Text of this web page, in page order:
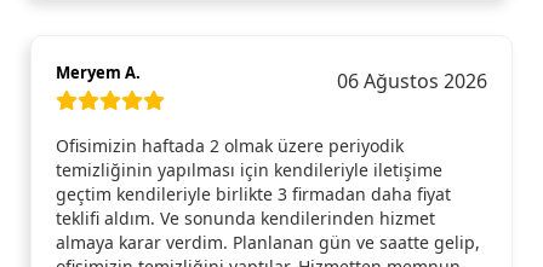
Meryem A. 06 Ağustos 2026
Ofisimizin haftada 2 olmak üzere periyodik
temizliğinin yapılması için kendileriyle iletişime
geçtim kendileriyle birlikte 3 firmadan daha fiyat
teklifi aldım. Ve sonunda kendilerinden hizmet
almaya karar verdim. Planlanan gün ve saatte gelip,